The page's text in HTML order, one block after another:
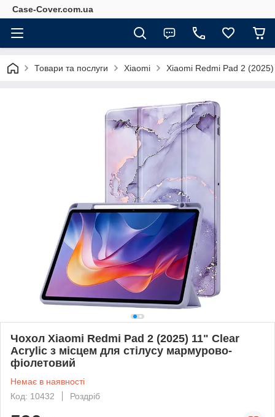
Case-Cover.com.ua
Товари та послуги Xiaomi Xiaomi Redmi Pad 2
Чохол Xiaomi Redmi Pad 2 (2025) 11" Clear
Acrylic з місцем для стілусу мармурово-
фіолетовий
Немає в наявності
Код: 10432
Роздріб